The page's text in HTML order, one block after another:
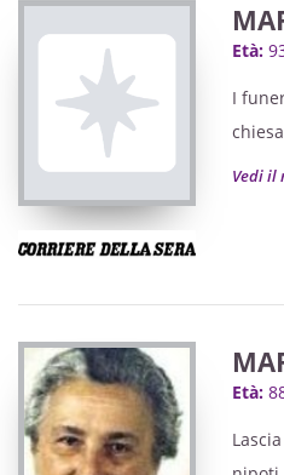
Età:
I
Vedi il
Età: